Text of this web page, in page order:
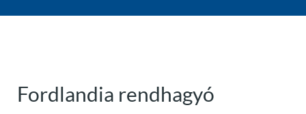
Fordlandia rendhagyó